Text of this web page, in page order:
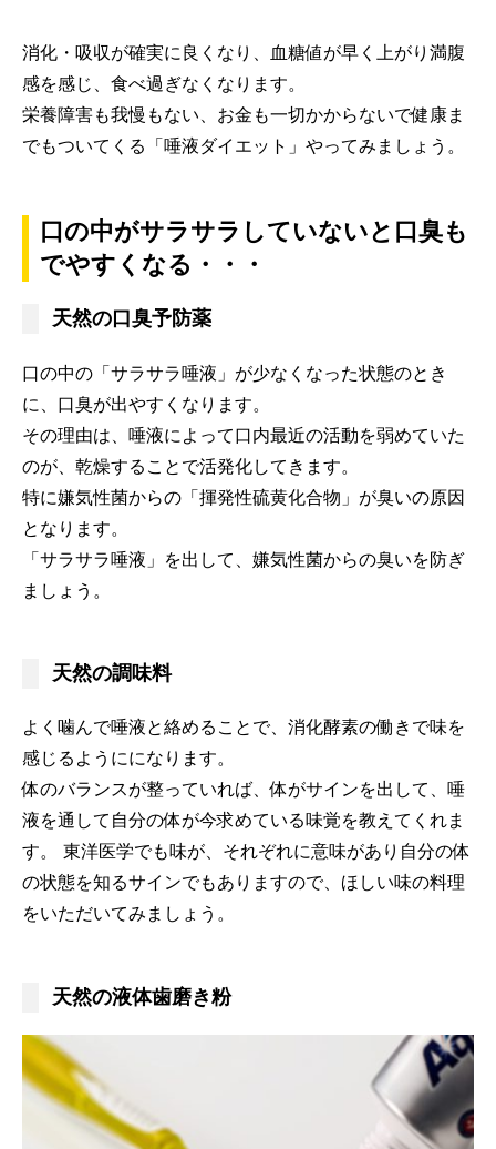
消化・吸収が確実に良くなり、血糖値が早く上がり満腹
感を感じ、食べ過ぎなくなります。
栄養障害も我慢もない、お金も一切かからないで健康ま
でもついてくる「唾液ダイエット」やってみましょう。
口の中がサラサラしていないと口臭も
でやすくなる・・・
天然の口臭予防薬
口の中の「サラサラ唾液」が少なくなった状態のとき
に、口臭が出やすくなります。
その理由は、唾液によって口内最近の活動を弱めていた
のが、乾燥することで活発化してきます。
特に嫌気性菌からの「揮発性硫黄化合物」が臭いの原因
となります。
「サラサラ唾液」を出して、嫌気性菌からの臭いを防ぎ
ましょう。
天然の調味料
よく噛んで唾液と絡めることで、消化酵素の働きで味を
感じるようにになります。
体のバランスが整っていれば、体がサインを出して、唾
液を通して自分の体が今求めている味覚を教えてくれま
す。 東洋医学でも味が、それぞれに意味があり自分の体
の状態を知るサインでもありますので、ほしい味の料理
をいただいてみましょう。
天然の液体歯磨き粉